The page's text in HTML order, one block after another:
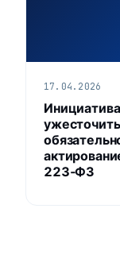
17.04.2026
223‑ФЗ